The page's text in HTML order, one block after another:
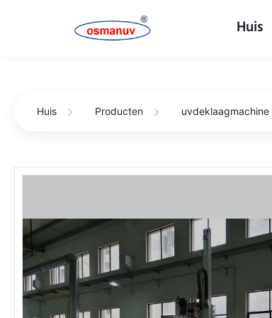
Huis
Huis Producten uvdeklaagmachine